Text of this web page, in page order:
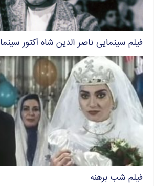
فیلم سینمایی ناصر الدین شاه آکتور سینما
فیلم شب برهنه